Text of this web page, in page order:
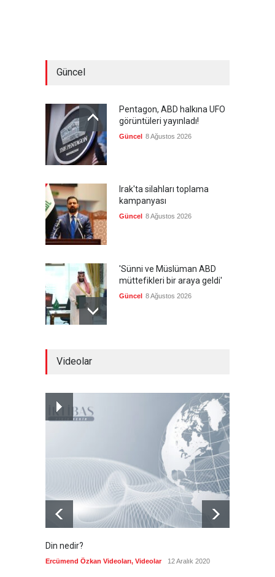
Güncel
Pentagon, ABD halkına UFO
görüntüleri yayınladı!
Güncel 8 Ağustos 2026
Irak'ta silahları toplama
kampanyası
Güncel 8 Ağustos 2026
'Sünni ve Müslüman ABD
müttefikleri bir araya geldi'
Güncel 8 Ağustos 2026
İran: Umman ile
mutabakatın genel
çerçevesi neredeyse
şekillendi
Güncel 7 Ağustos 2026
Videolar
Din nedir?
Ercümend Özkan Videoları, Videolar 12 Aralık 2020